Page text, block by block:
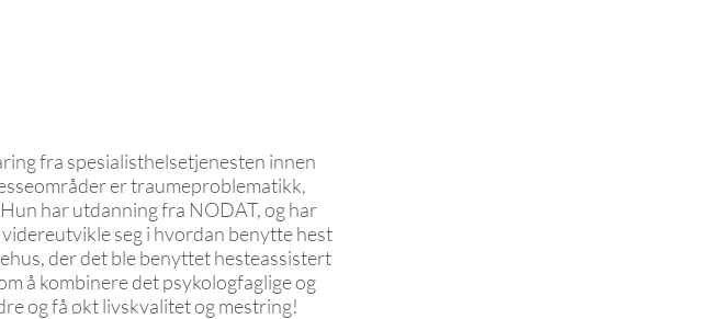
fra spesialisthelsetjenesten innen
er traumeproblematikk,
har utdanning fra NODAT, og har
seg i hvordan benytte hest
der det ble benyttet hesteassistert
å kombinere det psykologfaglige og
og få økt livskvalitet og mestring!